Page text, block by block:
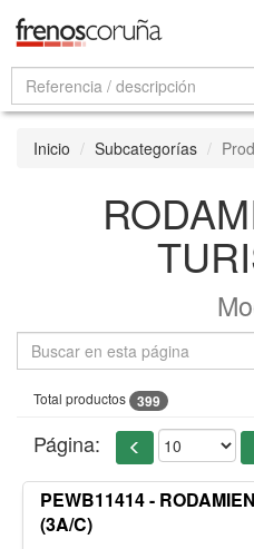
Inicio Subcategorías
Total productos 399
Página:
PEWB11414 -
(3A/C)